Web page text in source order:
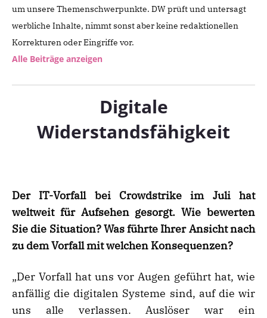
um unsere Themenschwerpunkte. DW prüft und untersagt
werbliche Inhalte, nimmt sonst aber keine redaktionellen
Korrekturen oder Eingriffe vor.
Alle Beiträge anzeigen
Digitale
Widerstandsfähigkeit
Der IT-Vorfall bei Crowdstrike im Juli hat
weltweit für Aufsehen gesorgt. Wie bewerten
Sie die Situation? Was führte Ihrer Ansicht nach
zu dem Vorfall mit welchen Konsequenzen?
„Der Vorfall hat uns vor Augen geführt hat, wie
anfällig die digitalen Systeme sind, auf die wir
uns alle verlassen. Auslöser war ein